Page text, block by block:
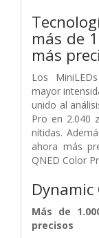
más de
más
Los
mayor
unido al
Pro en 2.040
nítidas.
ahora más
QNED Color
Dynamic
Más de
precisos